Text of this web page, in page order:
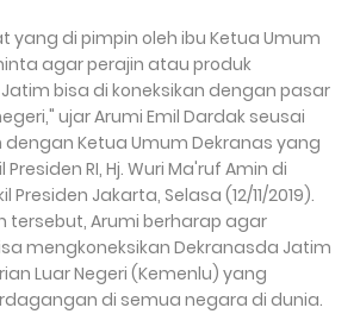
yang di pimpin oleh ibu Ketua Umum
agar perajin atau produk
bisa di koneksikan dengan pasar
ujar Arumi Emil Dardak seusai
Ketua Umum Dekranas yang
RI, Hj. Wuri Ma'ruf Amin di
Presiden Jakarta, Selasa (12/11/2019).
tersebut, Arumi berharap agar
mengkoneksikan Dekranasda Jatim
Luar Negeri (Kemenlu) yang
di semua negara di dunia.